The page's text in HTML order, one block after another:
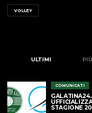
VOLLEY
ULTIMI
COMUNICATI
STAGIONE